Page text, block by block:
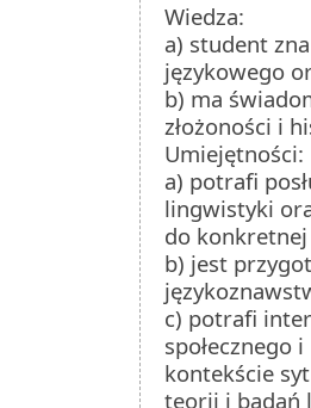
Wiedza:
a) student
językowego
b) ma
złożoności i
Umiejętności:
a) potrafi
lingwistyki
do
b) jest
c) potrafi
społecznego
kontekście
teorii i badań